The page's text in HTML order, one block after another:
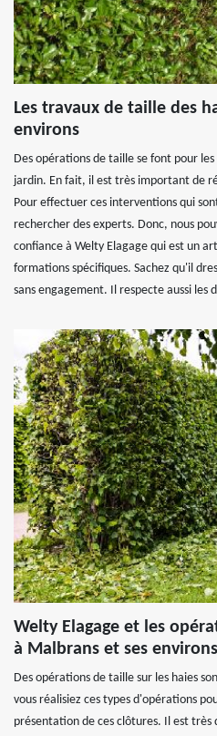
Les travaux de taille des
environs
Des opérations de taille se font pour
jardin. En fait, il est très important de
Pour effectuer ces interventions qui
rechercher des experts. Donc, nous
confiance à Welty Elagage qui est un
formations spécifiques. Sachez qu'il
sans engagement. Il respecte aussi les
Welty Elagage et les
à Malbrans et ses environs
Des opérations de taille sur les haies
vous réalisiez ces types d'opérations
présentation de ces clôtures. Il est très